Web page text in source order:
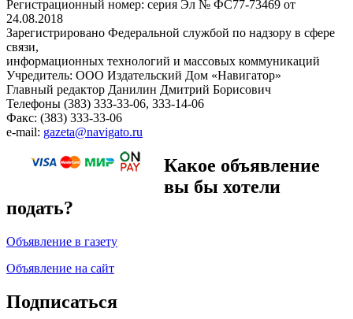
Регистрационный номер: серия Эл № ФС77-73469 от
24.08.2018
Зарегистрировано Федеральной службой по надзору в сфере
связи,
информационных технологий и массовых коммуникаций
Учредитель: ООО Издательский Дом «Навигатор»
Главный редактор Данилин Дмитрий Борисович
Телефоны (383) 333-33-06, 333-14-06
Факс: (383) 333-33-06
e-mail: gazeta@navigato.ru
Какое объявление
вы бы хотели
подать?
Объявление в газету
Объявление на сайт
Подписаться